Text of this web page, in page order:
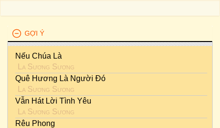
GỢI Ý
Nếu Chúa Là
La Sương Sương
Quê Hương Là Người Đó
La Sương Sương
Vẫn Hát Lời Tình Yêu
La Sương Sương
Rêu Phong